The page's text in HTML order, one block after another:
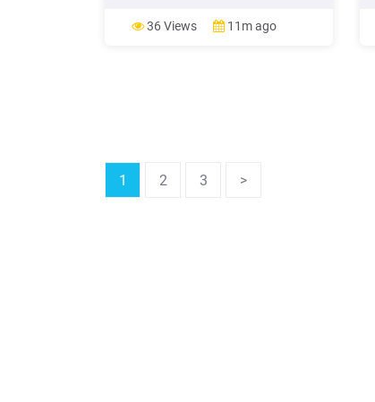
recta y sin atenuación [36]. El espacio
libre es una abstracción. (13)
36 Views 11m ago
1 2 3 >